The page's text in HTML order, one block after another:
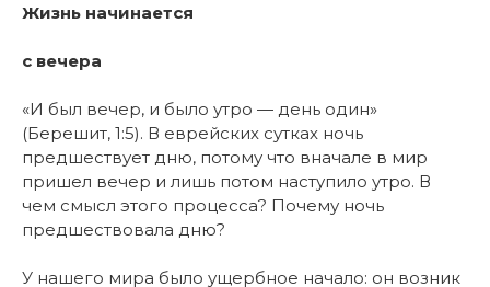
Жизнь начинается
с вечера
«И был вечер, и было утро — день один»
(Берешит, 1:5). В еврейских сутках ночь
предшествует дню, потому что вначале в мир
пришел вечер и лишь потом наступило утро. В
чем смысл этого процесса? Почему ночь
предшествовала дню?
У нашего мира было ущербное начало: он возник